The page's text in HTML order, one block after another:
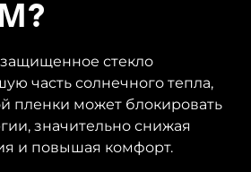
стекло
часть солнечного тепла,
пленки может блокировать
значительно снижая
и повышая комфорт.